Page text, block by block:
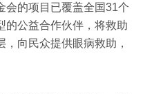
会的项目已覆盖全国31个
的公益合作伙伴，将救助
向民众提供眼病救助，